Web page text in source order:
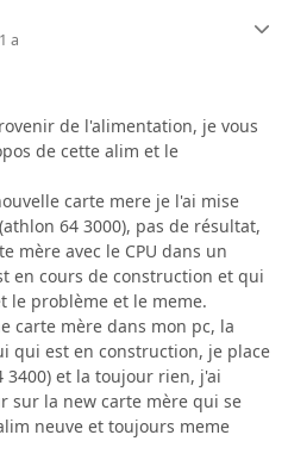
a
de l'alimentation, je vous
de cette alim et le
carte mere je l'ai mise
64 3000), pas de résultat,
mère avec le CPU dans un
en cours de construction et qui
le problème et le meme.
carte mère dans mon pc, la
qui est en construction, je place
3400) et la toujour rien, j'ai
sur la new carte mère qui se
neuve et toujours meme